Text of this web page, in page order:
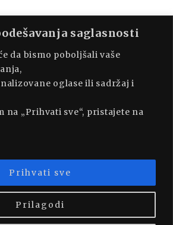
saglasnosti
da bismo poboljšali vaše
oglase ili sadržaj i
na „Prihvati sve“, pristajete na
Prilagodi
Prihvati sve
BY WORDPRESS |THEME:
LITE BY
FOXLAND